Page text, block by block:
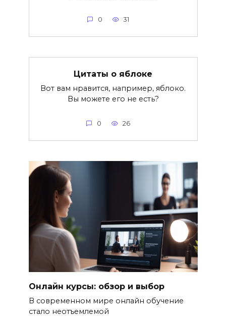
0 31
Цитаты о яблоке
Вот вам нравится, например, яблоко.
Вы можете его не есть?
0 26
Онлайн курсы: обзор и выбор
В современном мире онлайн обучение
стало неотъемлемой